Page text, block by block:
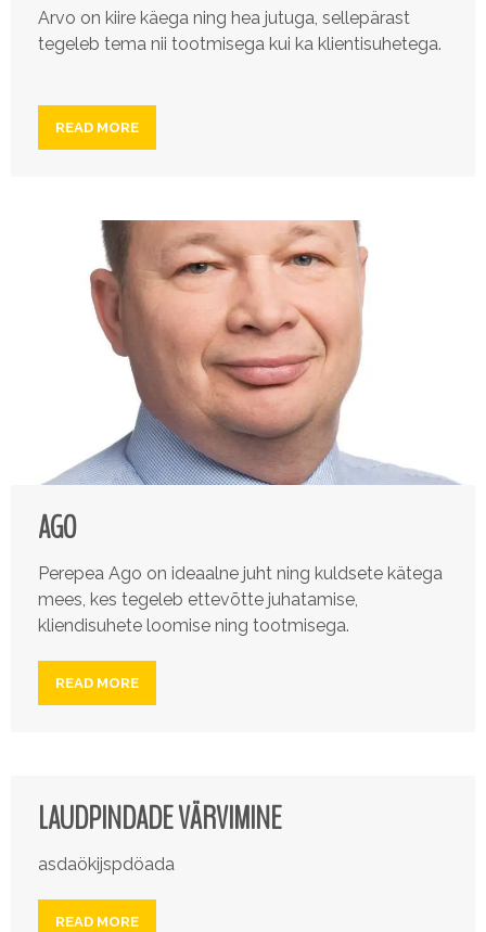
Arvo on kiire käega ning hea jutuga, sellepärast
tegeleb tema nii tootmisega kui ka klientisuhetega.
READ MORE
AGO
Perepea Ago on ideaalne juht ning kuldsete kätega
mees, kes tegeleb ettevõtte juhatamise,
kliendisuhete loomise ning tootmisega.
READ MORE
LAUDPINDADE VÄRVIMINE
asdaökijspdöada
READ MORE